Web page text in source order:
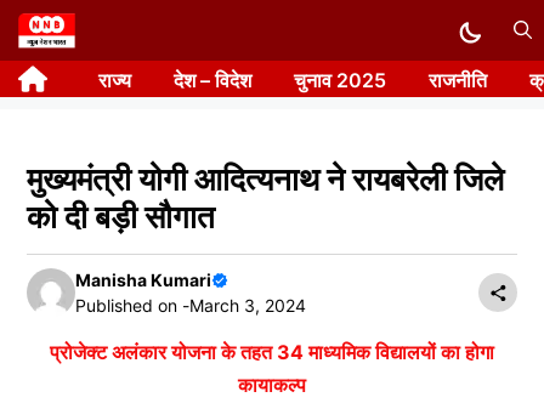
Skip
to
content राज्य देश – विदेश चुनाव 2025 राजनीति
मुख्यमंत्री योगी आदित्यनाथ ने रायबरेली जिले
को दी बड़ी सौगात
Manisha Kumari
Published on -March 3, 2024
प्रोजेक्ट अलंकार योजना के तहत 34 माध्यमिक विद्यालयों का होगा
कायाकल्प